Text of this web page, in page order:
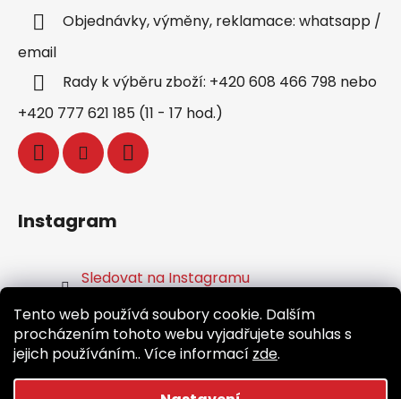
Tento web používá soubory cookie. Dalším
procházením tohoto webu vyjadřujete souhlas s
jejich používáním.. Více informací zde.
Objednávky, výměny, reklamace: whatsapp /
email
Rady k výběru zboží: +420 608 466 798 nebo
+420 777 621 185 (11 - 17 hod.)
Instagram
Sledovat na Instagramu
Facebook